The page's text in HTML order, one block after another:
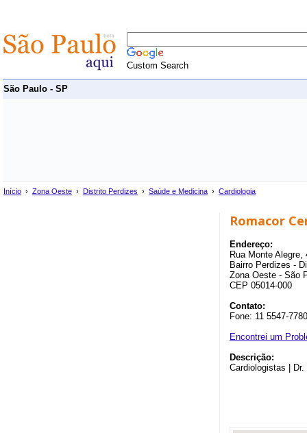
Custom Search
São Paulo - SP
Início › Zona Oeste › Distrito Perdizes › Saúde e Medicina › Cardiologia
Romacor
Endereço:
Rua Monte Alegre,
Bairro Perdizes -
Zona Oeste - São
CEP 05014-000
Contato:
Fone: 11 5547-7780
Encontrei um
Descrição:
Cardiologistas |